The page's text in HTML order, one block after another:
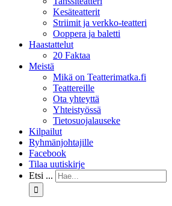
Kesäteatterit
Striimit ja verkko-teatteri
Ooppera ja baletti
Haastattelut
20 Faktaa
Meistä
Mikä on Teatterimatka.fi
Teattereille
Ota yhteyttä
Yhteistyössä
Tietosuojalauseke
Kilpailut
Ryhmänjohtajille
Facebook
Tilaa uutiskirje
Etsi ...